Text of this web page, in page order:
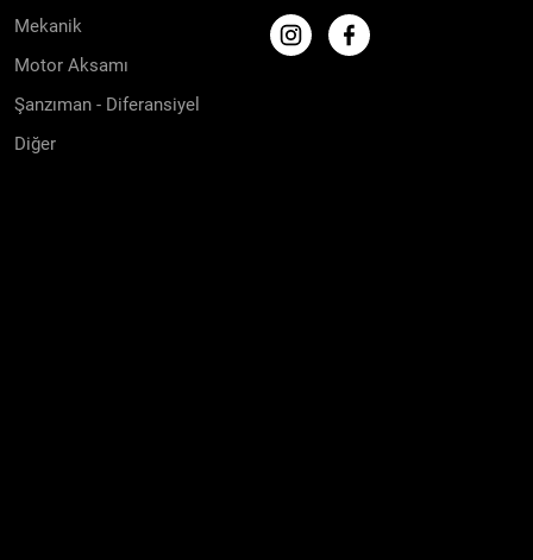
Mekanik
Motor Aksamı
Şanzıman - Diferansiyel
Diğer